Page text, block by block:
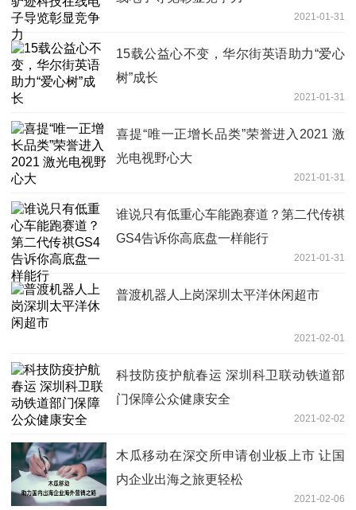
2021-01-31
15载公益心不变，华尔街英语助力“爱心
树”成长
2021-01-31
喜提“唯一正增长品类”荣誉进入2021 激
光电视野心大
2021-01-31
谁说只有低重心车能跑赛道？第二代传祺
GS4告诉你高底盘一样能行
2021-01-31
普渡机器人上岗深圳太平洋休闲超市
2021-02-01
科技防疫护航春运 深圳科卫联动铁道部
门保障公众健康安全
2021-02-02
木瓜移动在深交所申请创业板上市 让国
内企业出海之旅更轻松
2021-02-06